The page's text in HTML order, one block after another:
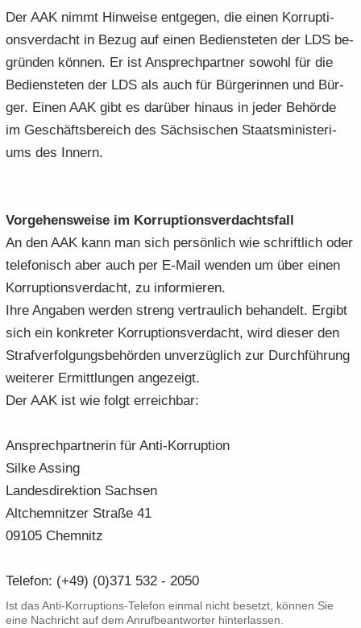
Der AAK nimmt Hin­wei­se ent­ge­gen, die einen Kor­rup­ti­
ons­ver­dacht in Bezug auf einen Be­diens­te­ten der LDS be­
grün­den kön­nen. Er ist An­sprech­part­ner so­wohl für die
Be­diens­te­ten der LDS als auch für Bür­ge­rin­nen und Bür­
ger. Einen AAK gibt es dar­über hin­aus in jeder Be­hör­de
im Ge­schäfts­be­reich des Säch­si­schen Staats­mi­nis­te­ri­
ums des In­nern.
Vor­ge­hens­wei­se im Kor­rup­ti­ons­ver­dachts­fall
An den AAK kann man sich per­sön­lich wie schrift­lich oder
te­le­fo­nisch aber auch per E-​Mail wen­den um über einen
Kor­rup­ti­ons­ver­dacht, zu in­for­mie­ren.
Ihre An­ga­ben wer­den streng ver­trau­lich be­han­delt. Er­gibt
sich ein kon­kre­ter Kor­rup­ti­ons­ver­dacht, wird die­ser den
Straf­ver­fol­gungs­be­hör­den un­ver­züg­lich zur Durch­füh­rung
wei­te­rer Er­mitt­lun­gen an­ge­zeigt.
Der AAK ist wie folgt er­reich­bar:
An­sprech­part­ne­rin für Anti-​Korruption
Silke As­sing
Lan­des­di­rek­ti­on Sach­sen
Alt­chem­nit­zer Stra­ße 41
09105 Chem­nitz
Te­le­fon: (+49) (0)371 532 - 2050
Ist das Anti-​Korruptions-Telefon ein­mal nicht be­setzt, kön­nen Sie
eine Nach­richt auf dem An­ruf­be­ant­wor­ter hin­ter­las­sen.